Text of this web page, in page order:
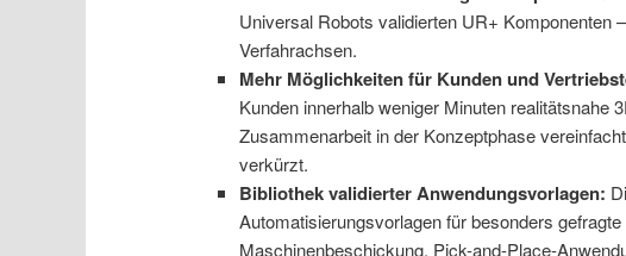
Universal Robots validierten UR+ Komponenten
Verfahrachsen.
Mehr Möglichkeiten für Kunden und
Kunden innerhalb weniger Minuten realitätsnahe
Zusammenarbeit in der Konzeptphase
verkürzt.
Bibliothek validierter Anwendungsvorlagen:
Automatisierungsvorlagen für besonders
Maschinenbeschickung, Pick-and-Place-